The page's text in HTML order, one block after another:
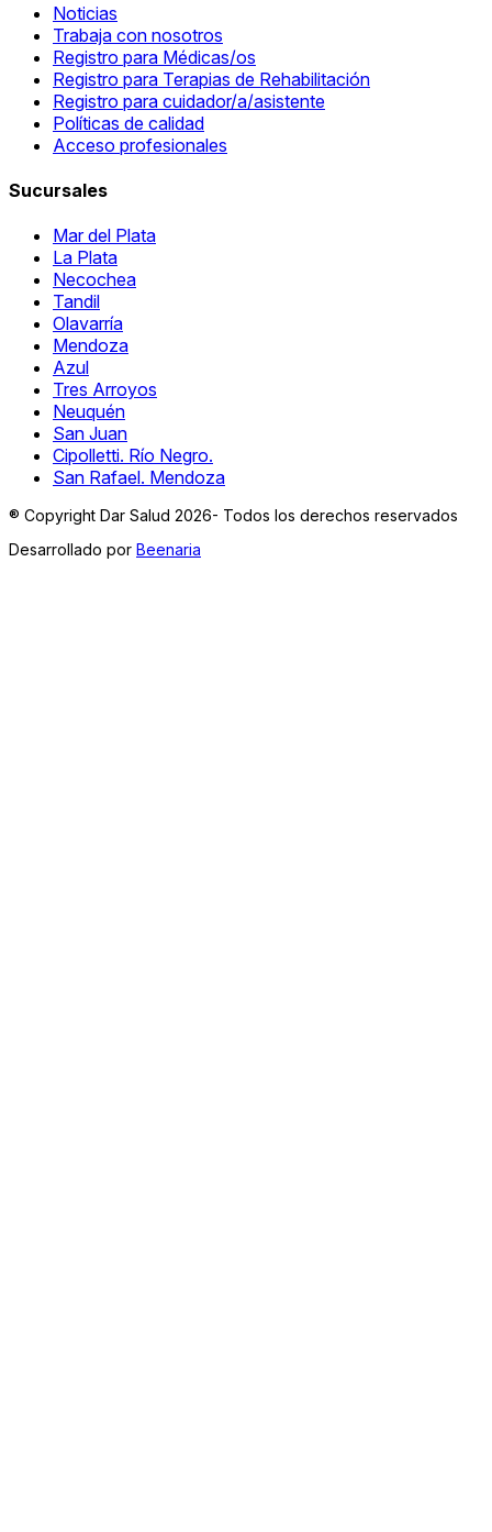
Noticias
Trabaja con nosotros
Registro para Médicas/os
Registro para Terapias de Rehabilitación
Registro para cuidador/a/asistente
Políticas de calidad
Acceso profesionales
Sucursales
Mar del Plata
La Plata
Necochea
Tandil
Olavarría
Mendoza
Azul
Tres Arroyos
Neuquén
San Juan
Cipolletti. Río Negro.
San Rafael. Mendoza
® Copyright Dar Salud 2026- Todos los derechos reservados
Desarrollado por Beenaria